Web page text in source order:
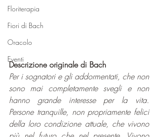
Floriterapia
Fiori di Bach
Oracolo
Eventi
Descrizione originale di Bach
Per i sognatori e gli addormentati, che non
sono mai completamente svegli e non
hanno grande interesse per la vita.
Persone tranquille, non propriamente felici
della loro condizione attuale, che vivono